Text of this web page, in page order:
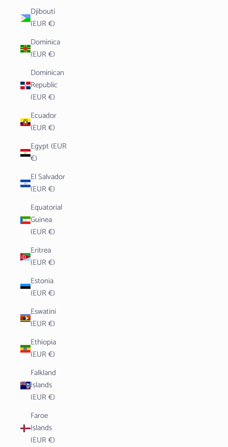
Djibouti
(EUR €)
Dominica
(EUR €)
Dominican
Republic
(EUR €)
Ecuador
(EUR €)
Egypt (EUR
€)
El Salvador
(EUR €)
Equatorial
Guinea
(EUR €)
Eritrea
(EUR €)
Estonia
(EUR €)
Eswatini
(EUR €)
Ethiopia
(EUR €)
Falkland
Islands
(EUR €)
Faroe
Islands
(EUR €)